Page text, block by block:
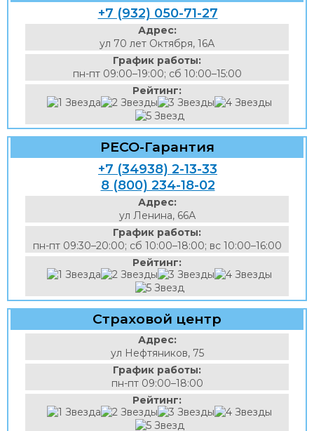
+7 (932) 050-71-27
Адрес:
ул 70 лет Октября, 16А
График работы:
пн-пт 09:00–19:00; сб 10:00–15:00
Рейтинг:
РЕСО-Гарантия
+7 (34938) 2-13-33
8 (800) 234-18-02
Адрес:
ул Ленина, 66А
График работы:
пн-пт 09:30–20:00; сб 10:00–18:00; вс 10:00–16:00
Рейтинг:
Страховой центр
Адрес:
ул Нефтяников, 75
График работы:
пн-пт 09:00–18:00
Рейтинг: